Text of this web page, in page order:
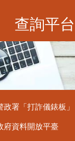
查詢平台
政署「打詐儀錶板」
府資料開放平臺